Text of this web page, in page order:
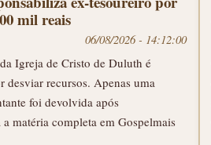
mil reais
06/08/2026 - 14:12:00
Igreja de Cristo de Duluth é
desviar recursos. Apenas uma
foi devolvida após
matéria completa em Gospelmais